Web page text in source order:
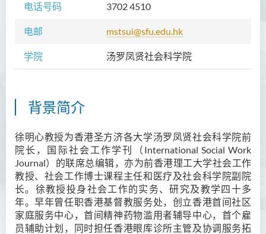
电话号码 3702 4510
电邮 mstsui@sfu.edu.hk
学院 汤罗凤贤社会科学院
背景简介
徐明心教授为香港圣方济各大学汤罗凤贤社会科学院前
院长，国际社会工作学刊（International Social Work
Journal）的联席总编辑，亦为前香港理工大学社会工作
教授、社会工作博士课程主任和医疗及社会科学院副院
长。徐教授投身社会工作的实务、研究及教学四十多
年。早年曾任职香港基督教服务处，创立香港首间社区
家庭服务中心，首间精神药物滥用者辅导中心，首个雇
员辅助计划，同时担任香港眼库诊所主管及协调服务拓
Dr LAM Chiu Wan
Ms Villy LO Suk Ling
Ms Angie HUNG Yiu Ying
Ms Mickey IP Po Na
Mr Michael LAU Sik Wai
Ms Clara LAW Ying Tsz